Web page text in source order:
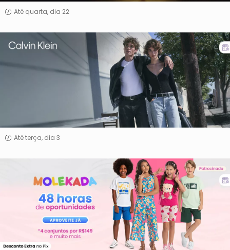
Até quarta, dia 22
Calvin
Até terça, dia 3